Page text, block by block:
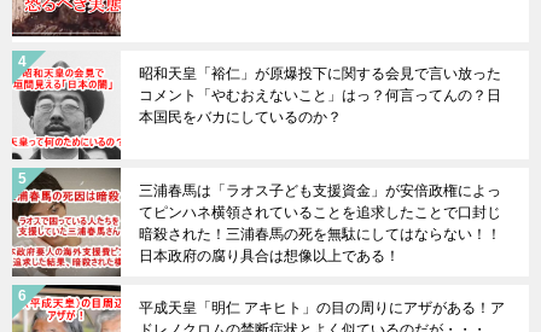
昭和天皇「裕仁」が原爆投下に関する会見で言い放った
コメント「やむおえないこと」はっ？何言ってんの？日
本国民をバカにしているのか？
三浦春馬は「ラオス子ども支援資金」が安倍政権によっ
てピンハネ横領されていることを追求したことで口封じ
暗殺された！三浦春馬の死を無駄にしてはならない！！
日本政府の腐り具合は想像以上である！
平成天皇「明仁 アキヒト」の目の周りにアザがある！ア